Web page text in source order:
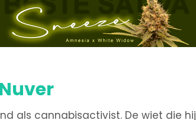
als cannabisactivist. De wiet die hij